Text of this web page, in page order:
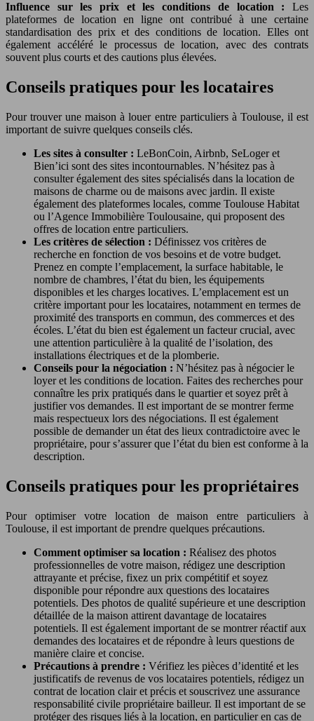
Influence sur les prix et les conditions de location : Les
plateformes de location en ligne ont contribué à une certaine
standardisation des prix et des conditions de location. Elles ont
également accéléré le processus de location, avec des contrats
souvent plus courts et des cautions plus élevées.
Conseils pratiques pour les locataires
Pour trouver une maison à louer entre particuliers à Toulouse, il est
important de suivre quelques conseils clés.
Les sites à consulter : LeBonCoin, Airbnb, SeLoger et
Bien’ici sont des sites incontournables. N’hésitez pas à
consulter également des sites spécialisés dans la location de
maisons de charme ou de maisons avec jardin. Il existe
également des plateformes locales, comme Toulouse Habitat
ou l’Agence Immobilière Toulousaine, qui proposent des
offres de location entre particuliers.
Les critères de sélection : Définissez vos critères de
recherche en fonction de vos besoins et de votre budget.
Prenez en compte l’emplacement, la surface habitable, le
nombre de chambres, l’état du bien, les équipements
disponibles et les charges locatives. L’emplacement est un
critère important pour les locataires, notamment en termes de
proximité des transports en commun, des commerces et des
écoles. L’état du bien est également un facteur crucial, avec
une attention particulière à la qualité de l’isolation, des
installations électriques et de la plomberie.
Conseils pour la négociation : N’hésitez pas à négocier le
loyer et les conditions de location. Faites des recherches pour
connaître les prix pratiqués dans le quartier et soyez prêt à
justifier vos demandes. Il est important de se montrer ferme
mais respectueux lors des négociations. Il est également
possible de demander un état des lieux contradictoire avec le
propriétaire, pour s’assurer que l’état du bien est conforme à la
description.
Conseils pratiques pour les propriétaires
Pour optimiser votre location de maison entre particuliers à
Toulouse, il est important de prendre quelques précautions.
Comment optimiser sa location : Réalisez des photos
professionnelles de votre maison, rédigez une description
attrayante et précise, fixez un prix compétitif et soyez
disponible pour répondre aux questions des locataires
potentiels. Des photos de qualité supérieure et une description
détaillée de la maison attirent davantage de locataires
potentiels. Il est également important de se montrer réactif aux
demandes des locataires et de répondre à leurs questions de
manière claire et concise.
Précautions à prendre : Vérifiez les pièces d’identité et les
justificatifs de revenus de vos locataires potentiels, rédigez un
contrat de location clair et précis et souscrivez une assurance
responsabilité civile propriétaire bailleur. Il est important de se
protéger des risques liés à la location, en particulier en cas de